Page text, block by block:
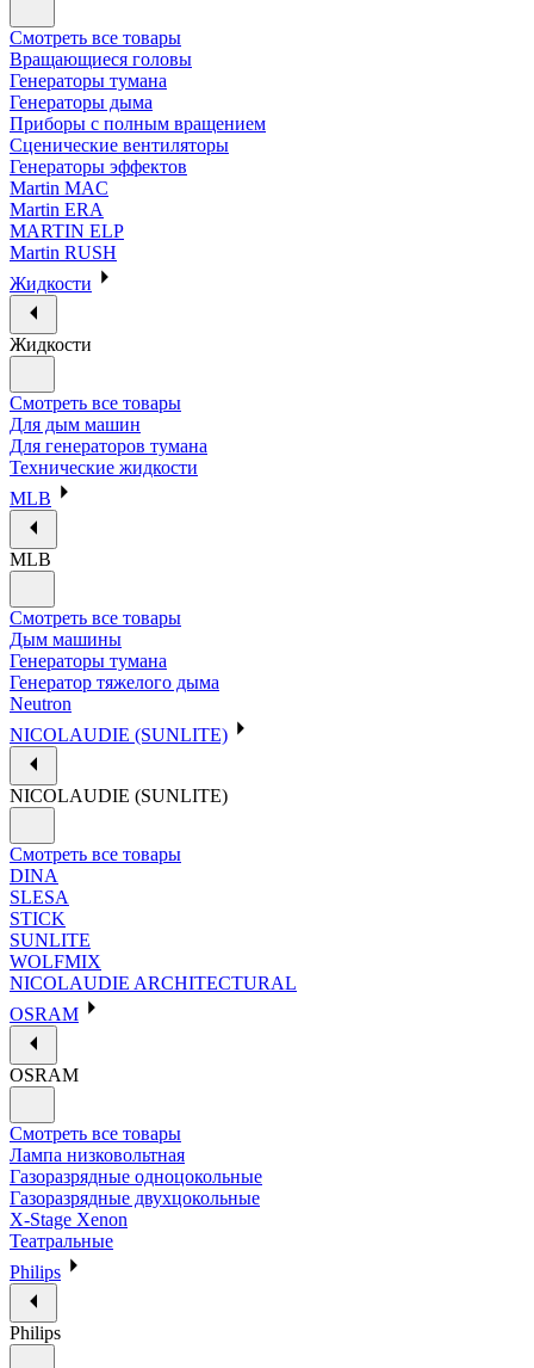
Смотреть все товары
Вращающиеся головы
Генераторы тумана
Генераторы дыма
Приборы с полным вращением
Сценические вентиляторы
Генераторы эффектов
Martin MAC
Martin ERA
MARTIN ELP
Martin RUSH
Жидкости
Жидкости
Смотреть все товары
Для дым машин
Для генераторов тумана
Технические жидкости
MLB
MLB
Смотреть все товары
Дым машины
Генераторы тумана
Генератор тяжелого дыма
Neutron
NICOLAUDIE (SUNLITE)
NICOLAUDIE (SUNLITE)
Смотреть все товары
DINA
SLESA
STICK
SUNLITE
WOLFMIX
NICOLAUDIE ARCHITECTURAL
OSRAM
OSRAM
Смотреть все товары
Лампа низковольтная
Газоразрядные одноцокольные
Газоразрядные двухцокольные
X-Stage Xenon
Театральные
Philips
Philips